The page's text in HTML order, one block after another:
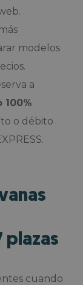
modelos
a
o débito
plazas
cuando